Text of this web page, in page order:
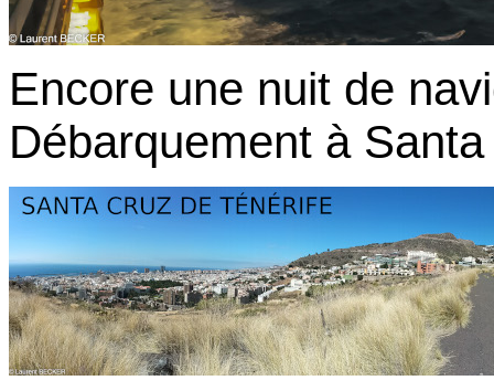
Encore une nuit de
Débarquement à